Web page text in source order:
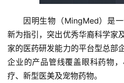
首
页
因明生物（MingMed）是
新为指引，突出优秀华裔科学家
家的医药研发能力的平台型总部
企业的产品管线覆盖眼科药物
疗、新型医美及宠物药物。